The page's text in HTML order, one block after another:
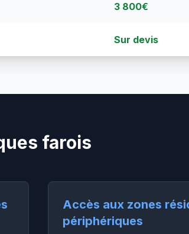
3 800€
Sur devis
farois
Accès aux zones
périphériques